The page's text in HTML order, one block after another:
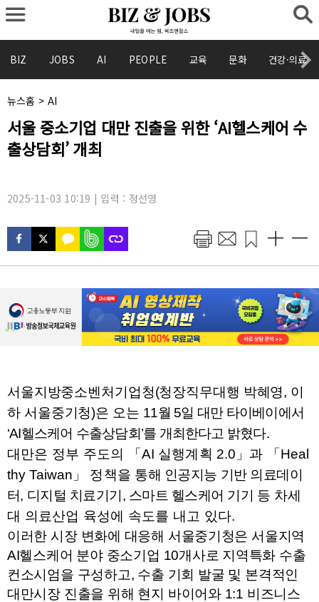
BIZ JOBS AI PEOPLE 교육 문화 건강·의료
채
명
뉴스홈 > AI
기
사
제
목
서울 중소기업 대만 진출을 위한 ‘AI헬스케어 수
출상담회’ 개최
2025-11-03 10:19 | 입력 : 정선영
서울지방중소벤처기업청(청장직무대행 박혜영, 이
하 서울중기청)은 오는 11월 5일 대만 타이베이에서
‘AI헬스케어 수출상담회’를 개최한다고 밝혔다.
대만은 정부 주도의
「AI 실행계획 2.0 」 과 「Heal
thy Taiwan 」 정책을 통해 인공지능 기반 의료데이
터, 디지털 치료기기, 스마트 헬스케어 기기 등 차세
대 의료산업 육성에 속도를 내고 있다.
이러한 시장 변화에 대응해 서울중기청은 서울지역
AI헬스케어 분야 중소기업 10개사로 지역특화 수출
컨소시엄을 구성하고, 수출 기회 발굴 및 본격적인
대만시장 진출을 위해 현지 바이어와 1:1 비즈니스